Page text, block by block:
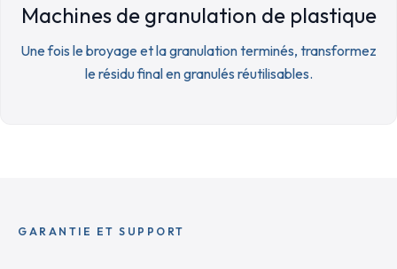
Machines de granulation de plastique
Une fois le broyage et la granulation terminés, transformez
le résidu final en granulés réutilisables.
GARANTIE ET SUPPORT